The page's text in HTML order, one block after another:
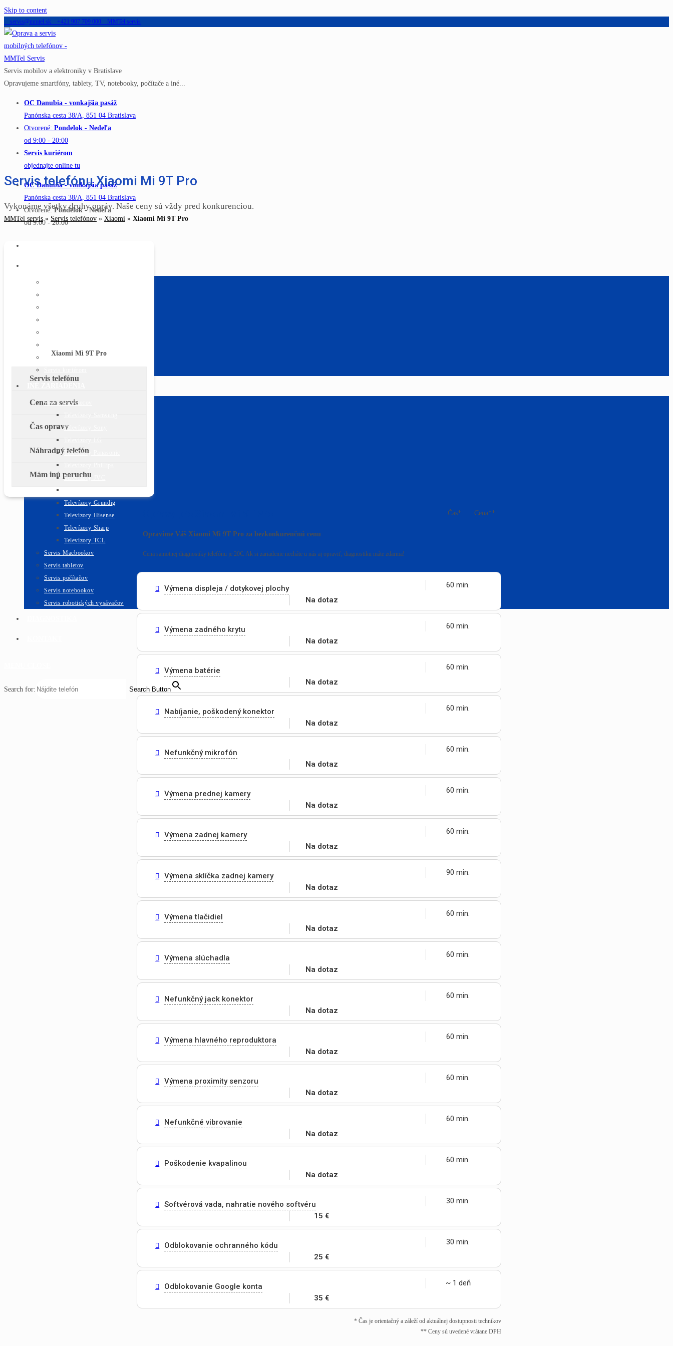
Skip to content
servis@mmtel.sk +421 907 709 000 MMTel servis
Servis mobilov a elektroniky v Bratislave
Opravujeme smartfóny, tablety, TV, notebooky, počítače a iné...
OC Danubia - vonkajšia pasáž
Panónska cesta 38/A, 851 04 Bratislava
Otvorené: Pondelok - Nedeľa
od 9:00 - 20:00
Servis kuriérom
objednajte online tu
OC Danubia - vonkajšia pasáž
Panónska cesta 38/A, 851 04 Bratislava
Otvorené:Pondelok - Nedeľa
od 9:00 - 20:00
Všetky značky
Servis televízorov
Televízory Sony
Televízory Panasonic
Televízory JVC
Televízory Grundig
Televízory Hisense
Televízory Sharp
Televízory TCL
Servis Macbookov
Servis tabletov
Servis počítačov
Servis notebookov
Servis robotických vysávačov
Search for: Search Button
Servis telefónu Xiaomi Mi 9T Pro
Vykonáme všetky druhy opráv. Naše ceny sú vždy pred konkurenciou.
MMTel servis» Servis telefónov » Xiaomi » Xiaomi Mi 9T Pro
Xiaomi Mi 9T Pro
Servis telefónu
Cena za servis
Čas opravy
Náhradný telefón
Mám inú poruchu
Opravíme Váš Xiaomi Mi 9T Pro za bezkonkurenčnú cenu
Cena samotnej diagnostiky telefónu je 20€. Ak si zariadenie necháte u nás aj opraviť, diagnostiku máte zdarma!
Čas* Cena**
Výmena displeja / dotykovej plochy
60 min.
Na dotaz
Výmena zadného krytu
60 min.
Na dotaz
Výmena batérie
60 min.
Na dotaz
Nabíjanie, poškodený konektor
60 min.
Na dotaz
Nefunkčný mikrofón
60 min.
Na dotaz
Výmena prednej kamery
60 min.
Na dotaz
Výmena zadnej kamery
60 min.
Na dotaz
Výmena sklíčka zadnej kamery
90 min.
Na dotaz
Výmena tlačidiel
60 min.
Na dotaz
Výmena slúchadla
60 min.
Na dotaz
Nefunkčný jack konektor
60 min.
Na dotaz
Výmena hlavného reproduktora
60 min.
Na dotaz
Výmena proximity senzoru
60 min.
Na dotaz
Nefunkčné vibrovanie
60 min.
Na dotaz
Poškodenie kvapalinou
60 min.
Na dotaz
Softvérová vada, nahratie nového softvéru
30 min.
15 €
Odblokovanie ochranného kódu
30 min.
25 €
Odblokovanie Google konta
~ 1 deň
35 €
* Čas je orientačný a záleží od aktuálnej dostupnosti technikov
** Ceny sú uvedené vrátane DPH